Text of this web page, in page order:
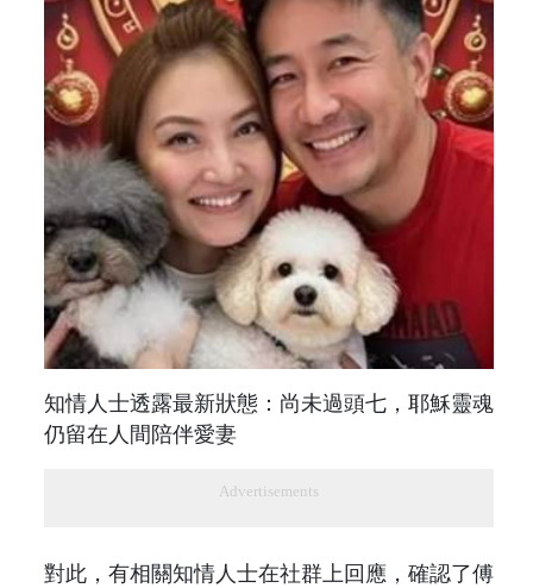
知情人士透露最新狀態：尚未過頭七，耶穌靈魂
仍留在人間陪伴愛妻
Advertisements
對此，有相關知情人士在社群上回應，確認了傅